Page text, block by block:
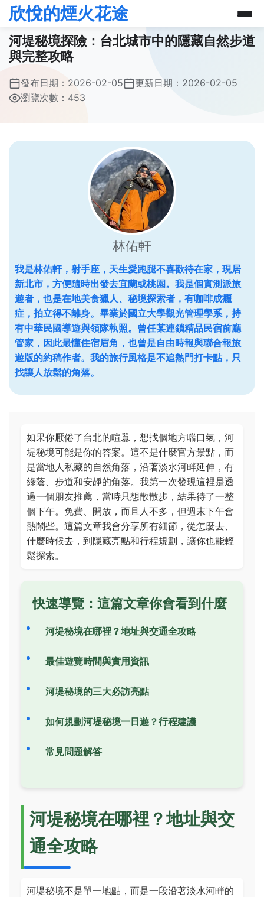
欣悅的煙火花途
河堤秘境探險：台北城市中的隱藏自然步道
與完整攻略
發布日期： 2026-02-05 更新日期： 2026-02-05
瀏覽次數：453
林佑軒
我是林佑軒，射手座，天生愛跑腿不喜歡待在家，現居
新北市，方便隨時出發去宜蘭或桃園。我是個實測派旅
遊者，也是在地美食獵人、秘境探索者，有咖啡成癮
症，拍立得不離身。畢業於國立大學觀光管理學系，持
有中華民國導遊與領隊執照。曾任某連鎖精品民宿前廳
管家，因此最懂住宿眉角，也曾是自由時報與聯合報旅
遊版的約稿作者。我的旅行風格是不追熱門打卡點，只
找讓人放鬆的角落。
如果你厭倦了台北的喧囂，想找個地方喘口氣，河
堤秘境可能是你的答案。這不是什麼官方景點，而
是當地人私藏的自然角落，沿著淡水河畔延伸，有
綠蔭、步道和安靜的角落。我第一次發現這裡是透
過一個朋友推薦，當時只想散散步，結果待了一整
個下午。免費、開放，而且人不多，但週末下午會
熱鬧些。這篇文章我會分享所有細節，從怎麼去、
什麼時候去，到隱藏亮點和行程規劃，讓你也能輕
鬆探索。
快速導覽：這篇文章你會看到什麼
河堤秘境在哪裡？地址與交通全攻略
最佳遊覽時間與實用資訊
河堤秘境的三大必訪亮點
如何規劃河堤秘境一日遊？行程建議
常見問題解答
河堤秘境在哪裡？地址與交
通全攻略
河堤秘境不是單一地點，而是一段沿著淡水河畔的